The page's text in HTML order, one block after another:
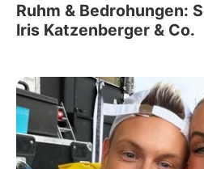
Ruhm & Bedrohungen:
Iris Katzenberger & Co.